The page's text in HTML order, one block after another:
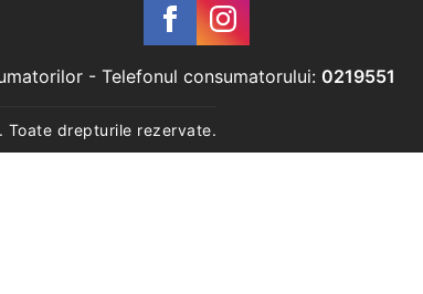
- Telefonul consumatorului: 0219551
Toate drepturile rezervate.